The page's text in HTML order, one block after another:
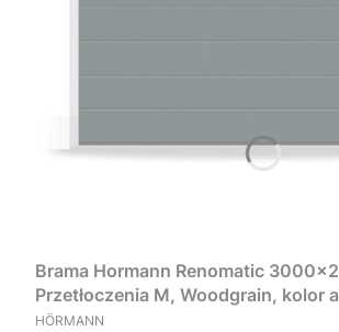
Brama Hormann Renomatic
Przetłoczenia M, Woodgrain, kolor
RAL 7016 + Prowadzenie Z
PRODUCENT
HÖRMANN